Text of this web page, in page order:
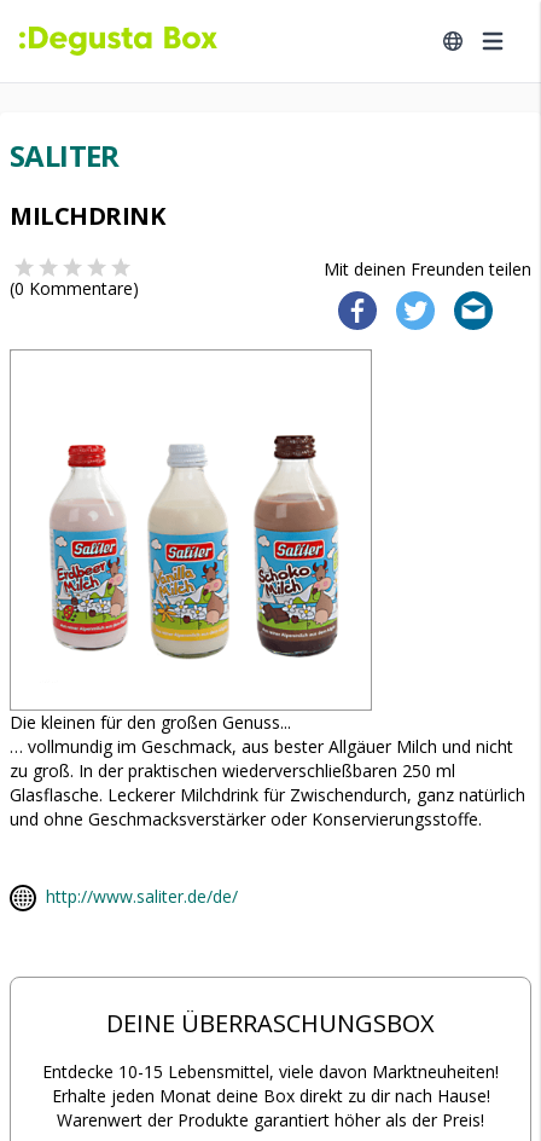
SALITER
MILCHDRINK
Mit deinen Freunden teilen
(0 Kommentare)
Die kleinen für den großen Genuss...
… vollmundig im Geschmack, aus bester Allgäuer Milch und nicht
zu groß. In der praktischen wiederverschließbaren 250 ml
Glasflasche. Leckerer Milchdrink für Zwischendurch, ganz natürlich
und ohne Geschmacksverstärker oder Konservierungsstoffe.
http://www.saliter.de/de/
DEINE ÜBERRASCHUNGSBOX
Entdecke 10-15 Lebensmittel, viele davon Marktneuheiten!
Erhalte jeden Monat deine Box direkt zu dir nach Hause!
Warenwert der Produkte garantiert höher als der Preis!